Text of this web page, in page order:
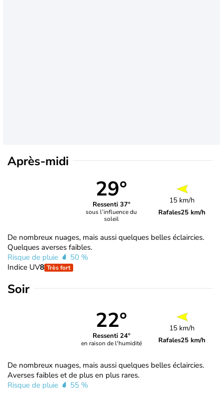
Après-midi
29°
Ressenti 37°
sous l’influence du
soleil
15 km/h
Rafales25 km/h
De nombreux nuages, mais aussi quelques belles éclaircies.
Quelques averses faibles.
Risque de pluie
50 %
Indice UV8 Très fort
Soir
22°
Ressenti 24°
en raison de l'humidité
15 km/h
Rafales25 km/h
De nombreux nuages, mais aussi quelques belles éclaircies.
Averses faibles et de plus en plus rares.
Risque de pluie
55 %